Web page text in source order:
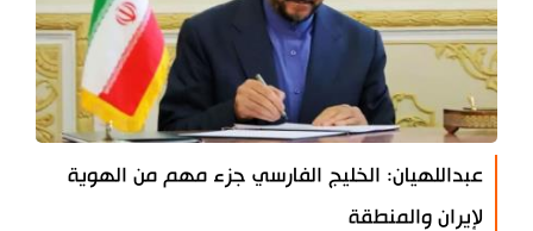
عبداللهيان: الخليج الفارسي جزء مهم من الهوية
لإيران والمنطقة